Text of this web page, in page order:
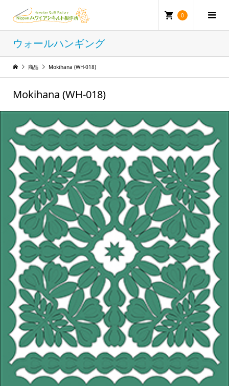
0
ウォールハンギング
商品 Mokihana (WH-018)
Mokihana (WH-018)